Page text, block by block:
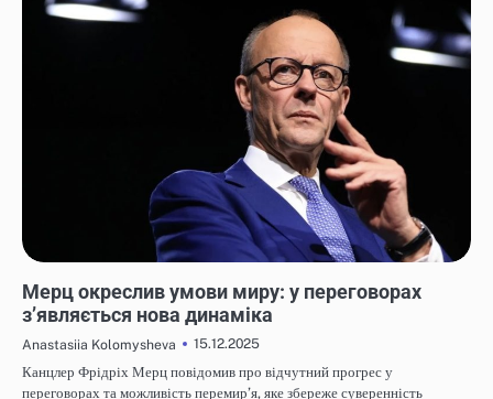
Мерц окреслив умови миру: у переговорах
з’являється нова динаміка
Anastasiia Kolomysheva
15.12.2025
Канцлер Фрідріх Мерц повідомив про відчутний прогрес у
переговорах та можливість перемир’я, яке збереже суверенність